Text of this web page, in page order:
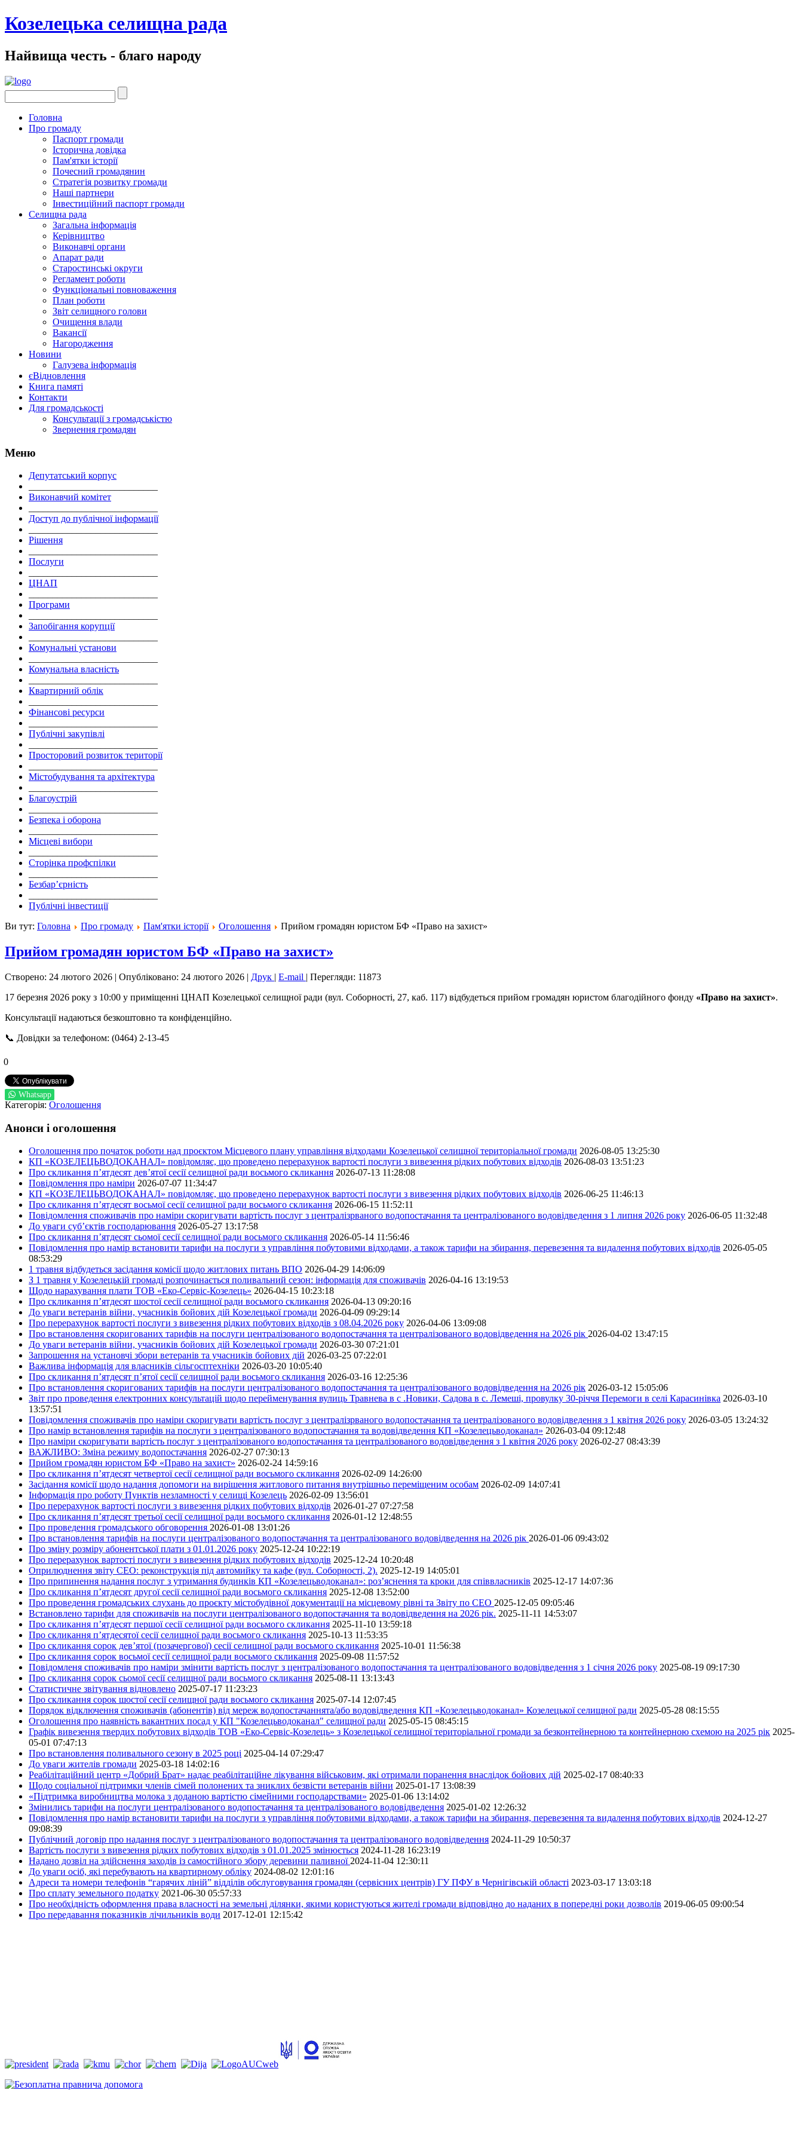
Козелецька селищна рада
Найвища честь - благо народу
Головна
Про громаду
Паспорт громади
Історична довідка
Пам'ятки історії
Почесний громадянин
Стратегія розвитку громади
Наші партнери
Інвестиційний паспорт громади
Селищна рада
Загальна інформація
Керівництво
Виконавчі органи
Апарат ради
Старостинські округи
Регламент роботи
Функціональні повноваження
План роботи
Звіт селищного голови
Очищення влади
Вакансії
Нагородження
Новини
Галузева інформація
єВідновлення
Книга памяті
Контакти
Для громадськості
Консультації з громадськістю
Звернення громадян
Меню
Депутатський корпус
Виконавчий комітет
Доступ до публічної інформації
Рішення
Послуги
ЦНАП
Програми
Запобігання корупції
Комунальні установи
Комунальна власність
Квартирний облік
Фінансові ресурси
Публічні закупівлі
Просторовий розвиток території
Містобудування та архітектура
Благоустрій
Безпека і оборона
Місцеві вибори
Сторінка профспілки
Безбар’єрність
Публічні інвестиції
Ви тут: Головна Про громаду Пам'ятки історії Оголошення Прийом громадян юристом БФ «Право на захист»
Прийом громадян юристом БФ «Право на захист»
Створено: 24 лютого 2026 | Опубліковано: 24 лютого 2026 | Друк | E-mail | Перегляди: 11873
17 березня 2026 року з 10:00 у приміщенні ЦНАП Козелецької селищної ради (вул. Соборності, 27, каб. 117) відбудеться прийом громадян юристом благодійного фонду «Право на захист».
Консультації надаються безкоштовно та конфіденційно.
📞 Довідки за телефоном: (0464) 2-13-45
0
Whatsapp
Категорія: Оголошення
Анонси і оголошення
Оголошення про початок роботи над проєктом Місцевого плану управління відходами Козелецької селищної територіальної громади 2026-08-05 13:25:30
КП «КОЗЕЛЕЦЬВОДОКАНАЛ» повідомляє, що проведено перерахунок вартості послуги з вивезення рідких побутових відходів 2026-08-03 13:51:23
Про скликання п’ятдесят дев’ятої сесії селищної ради восьмого скликання 2026-07-13 11:28:08
Повідомлення про наміри 2026-07-07 11:34:47
КП «КОЗЕЛЕЦЬВОДОКАНАЛ» повідомляє, що проведено перерахунок вартості послуги з вивезення рідких побутових відходів 2026-06-25 11:46:13
Про скликання п’ятдесят восьмої сесії селищної ради восьмого скликання 2026-06-15 11:52:11
Повідомлення споживачів про наміри скоригувати вартість послуг з централізрваного водопостачання та централізованого водовідведення з 1 липня 2026 року 2026-06-05 11:32:48
До уваги суб’єктів господарювання 2026-05-27 13:17:58
Про скликання п’ятдесят сьомої сесії селищної ради восьмого скликання 2026-05-14 11:56:46
Повідомлення про намір встановити тарифи на послуги з управління побутовими відходами, а також тарифи на збирання, перевезення та видалення побутових відходів 2026-05-05
08:53:29
1 травня відбудеться засідання комісії щодо житлових питань ВПО 2026-04-29 14:06:09
З 1 травня у Козелецькій громаді розпочинається поливальний сезон: інформація для споживачів 2026-04-16 13:19:53
Щодо нарахування плати ТОВ «Еко-Сервіс-Козелець» 2026-04-15 10:23:18
Про скликання п’ятдесят шостої сесії селищної ради восьмого скликання 2026-04-13 09:20:16
До уваги ветеранів війни, учасників бойових дій Козелецької громади 2026-04-09 09:29:14
Про перерахунок вартості послуги з вивезення рідких побутових відходів з 08.04.2026 року 2026-04-06 13:09:08
Про встановлення скоригованих тарифів на послуги централізованого водопостачання та централізованого водовідведення на 2026 рік 2026-04-02 13:47:15
До уваги ветеранів війни, учасників бойових дій Козелецької громади 2026-03-30 07:21:01
Запрошення на установчі збори ветеранів та учасників бойових дій 2026-03-25 07:22:01
Важлива інформація для власників сільгосптехніки 2026-03-20 10:05:40
Про скликання п’ятдесят п’ятої сесії селищної ради восьмого скликання 2026-03-16 12:25:36
Про встановлення скоригованих тарифів на послуги централізованого водопостачання та централізованого водовідведення на 2026 рік 2026-03-12 15:05:06
Звіт про проведення електронних консультацій щодо перейменування вулиць Травнева в с .Новики, Садова в с. Лемеші, провулку 30-річчя Перемоги в селі Карасинівка 2026-03-10
13:57:51
Повідомлення споживачів про наміри скоригувати вартість послуг з централізрваного водопостачання та централізованого водовідведення з 1 квітня 2026 року 2026-03-05 13:24:32
Про намір встановлення тарифів на послуги з централізованого водопостачання та водовідведення КП «Козелецьводоканал» 2026-03-04 09:12:48
Про наміри скоригувати вартість послуг з централізованого водопостачання та централізованого водовідведення з 1 квітня 2026 року 2026-02-27 08:43:39
ВАЖЛИВО: Зміна режиму водопостачання 2026-02-27 07:30:13
Прийом громадян юристом БФ «Право на захист» 2026-02-24 14:59:16
Про скликання п’ятдесят четвертої сесії селищної ради восьмого скликання 2026-02-09 14:26:00
Засідання комісії щодо надання допомоги на вирішення житлового питання внутрішньо переміщеним особам 2026-02-09 14:07:41
Інформація про роботу Пунктів незламності у селищі Козелець 2026-02-09 13:56:01
Про перерахунок вартості послуги з вивезення рідких побутових відходів 2026-01-27 07:27:58
Про скликання п’ятдесят третьої сесії селищної ради восьмого скликання 2026-01-12 12:48:55
Про проведення громадського обговорення 2026-01-08 13:01:26
Про встановлення тарифів на послуги централізованого водопостачання та централізованого водовідведення на 2026 рік 2026-01-06 09:43:02
Про зміну розміру абонентської плати з 01.01.2026 року 2025-12-24 10:22:19
Про перерахунок вартості послуги з вивезення рідких побутових відходів 2025-12-24 10:20:48
Оприлюднення звіту СЕО: реконструкція під автомийку та кафе (вул. Соборності, 2). 2025-12-19 14:05:01
Про припинення надання послуг з утримання будинків КП «Козелецьводоканал»: роз’яснення та кроки для співвласників 2025-12-17 14:07:36
Про скликання п’ятдесят другої сесії селищної ради восьмого скликання 2025-12-08 13:52:00
Про проведення громадських слухань до проєкту містобудівної документації на місцевому рівні та Звіту по СЕО 2025-12-05 09:05:46
Встановлено тарифи для споживачів на послуги централізованого водопостачання та водовідведення на 2026 рік. 2025-11-11 14:53:07
Про скликання п’ятдесят першої сесії селищної ради восьмого скликання 2025-11-10 13:59:18
Про скликання п’ятдесятої сесії селищної ради восьмого скликання 2025-10-13 11:53:35
Про скликання сорок дев’ятої (позачергової) сесії селищної ради восьмого скликання 2025-10-01 11:56:38
Про скликання сорок восьмої сесії селищної ради восьмого скликання 2025-09-08 11:57:52
Повідомленя споживачів про наміри змінити вартість послуг з централізованого водопостачання та централізованого водовідведення з 1 січня 2026 року 2025-08-19 09:17:30
Про скликання сорок сьомої сесії селищної ради восьмого скликання 2025-08-11 13:13:43
Статистичне звітування відновлено 2025-07-17 11:23:23
Про скликання сорок шостої сесії селищної ради восьмого скликання 2025-07-14 12:07:45
Порядок відключення споживачів (абонентів) від мереж водопостачаннята/або водовідведення КП «Козелецьводоканал» Козелецької селищної ради 2025-05-28 08:15:55
Оголошення про наявність вакантних посад у КП "Козелецьводоканал" селищної ради 2025-05-15 08:45:15
Графік вивезення твердих побутових відходів ТОВ «Еко-Сервіс-Козелець» з Козелецької селищної територіальної громади за безконтейнерною та контейнерною схемою на 2025 рік 2025-
05-01 07:47:13
Про встановлення поливального сезону в 2025 році 2025-04-14 07:29:47
До уваги жителів громади 2025-03-18 14:02:16
Реабілітаційний центр «Добрий Брат» надає реабілітаційне лікування військовим, які отримали поранення внаслідок бойових дій 2025-02-17 08:40:33
Щодо соціальної підтримки членів сімей полонених та зниклих безвісти ветеранів війни 2025-01-17 13:08:39
«Підтримка виробництва молока з доданою вартістю сімейними господарствами» 2025-01-06 13:14:02
Змінились тарифи на послуги централізованого водопостачання та централізованого водовідведення 2025-01-02 12:26:32
Повідомлення про намір встановити тарифи на послуги з управління побутовими відходами, а також тарифи на збирання, перевезення та видалення побутових відходів 2024-12-27
09:08:39
Публічний договір про надання послуг з централізованого водопостачання та централізованого водовідведення 2024-11-29 10:50:37
Вартість послуги з вивезення рідких побутових відходів з 01.01.2025 змінюється 2024-11-28 16:23:19
Надано дозвіл на здійснення заходів із самостійного збору деревини паливної2024-11-04 12:30:11
До уваги осіб, які перебувають на квартирному обліку 2024-08-02 12:01:16
Адреси та номери телефонів “гарячих ліній” відділів обслуговування громадян (сервісних центрів) ГУ ПФУ в Чернігівській області 2023-03-17 13:03:18
Про сплату земельного податку 2021-06-30 05:57:33
Про необхідність оформлення права власності на земельні ділянки, якими користуються жителі громади відповідно до наданих в попередні роки дозволів 2019-06-05 09:00:54
Про передавання показників лічильників води 2017-12-01 12:15:42